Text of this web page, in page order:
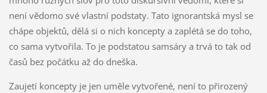
není vědomo své vlastní podstaty. Tato ignorantská mysl se
chápe objektů, dělá si o nich koncepty a zaplétá se do toho,
co sama vytvořila. To je podstatou samsáry a trvá to tak od
časů bez počátku až do dneška.
Zaujetí koncepty je jen uměle vytvořené, není to přirozený